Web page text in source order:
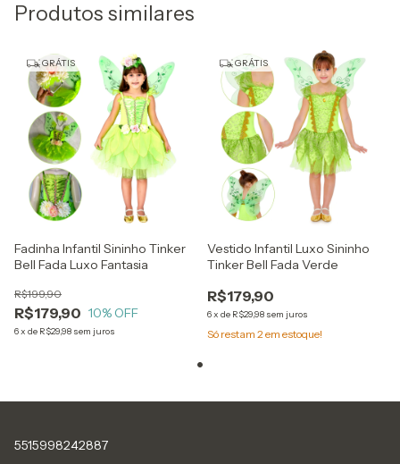
Produtos similares
GRÁTIS
Fadinha Infantil Sininho Tinker
Bell Fada Luxo Fantasia
R$179,90
R$199,90
10% OFF
6x de R$29,98 sem juros
GRÁTIS
Vestido Infantil Luxo Sininho
Tinker Bell Fada Verde
R$179,90
6x de R$29,98 sem juros
Só restam 2em estoque!
5515998242887